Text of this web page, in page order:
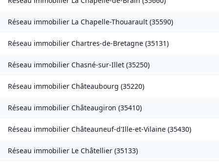
Réseau immobilier La Chapelle-Thouarault (35590)
Réseau immobilier Chartres-de-Bretagne (35131)
Réseau immobilier Chasné-sur-Illet (35250)
Réseau immobilier Châteaubourg (35220)
Réseau immobilier Châteaugiron (35410)
Réseau immobilier Châteauneuf-d'Ille-et-Vilaine (35430)
Réseau immobilier Le Châtellier (35133)